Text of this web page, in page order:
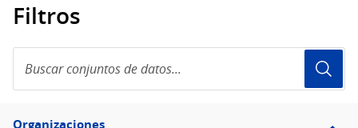
Filtros
conjuntos
de
Filtro
Organizaciones